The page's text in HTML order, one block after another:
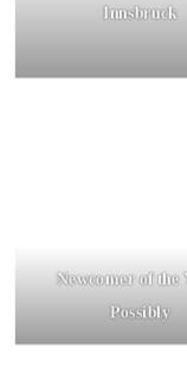
Innsbruck
Newcomer of the
Possibly